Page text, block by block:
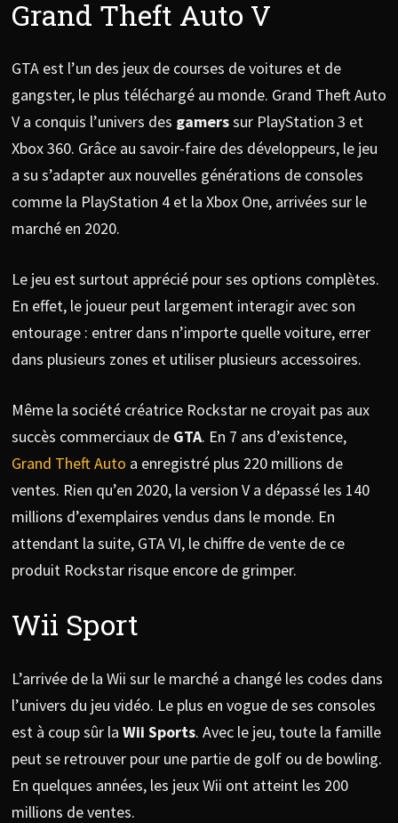
Grand Theft Auto V
GTA est l’un des jeux de courses de voitures et de
gangster, le plus téléchargé au monde. Grand Theft Auto
V a conquis l’univers des gamerssur PlayStation 3 et
Xbox 360. Grâce au savoir-faire des développeurs, le jeu
a su s’adapter aux nouvelles générations de consoles
comme la PlayStation 4 et la Xbox One, arrivées sur le
marché en 2020.
Le jeu est surtout apprécié pour ses options complètes.
En effet, le joueur peut largement interagir avec son
entourage : entrer dans n’importe quelle voiture, errer
dans plusieurs zones et utiliser plusieurs accessoires.
Même la société créatrice Rockstar ne croyait pas aux
succès commerciaux de GTA. En 7 ans d’existence,
Grand Theft Auto a enregistré plus 220 millions de
ventes. Rien qu’en 2020, la version V a dépassé les 140
millions d’exemplaires vendus dans le monde. En
attendant la suite, GTA VI, le chiffre de vente de ce
produit Rockstar risque encore de grimper.
Wii Sport
L’arrivée de la Wii sur le marché a changé les codes dans
l’univers du jeu vidéo. Le plus en vogue de ses consoles
est à coup sûr la Wii Sports. Avec le jeu, toute la famille
peut se retrouver pour une partie de golf ou de bowling.
En quelques années, les jeux Wii ont atteint les 200
millions de ventes.